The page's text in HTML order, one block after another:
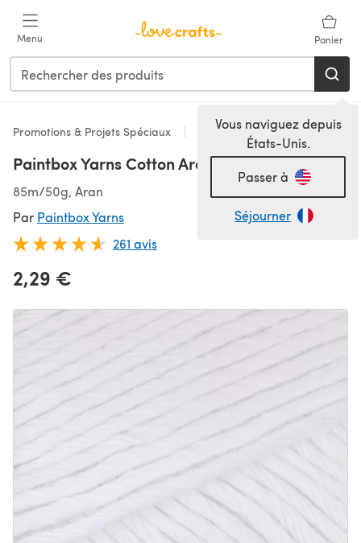
Menu Panier
Vous naviguez depuis
États-Unis.
Passer à
Séjourner
Promotions & Projets Spéciaux Aran & Worsted
Paintbox Yarns Cotton Aran
85m/50g, Aran
Par Paintbox Yarns
261 avis
2,29 €